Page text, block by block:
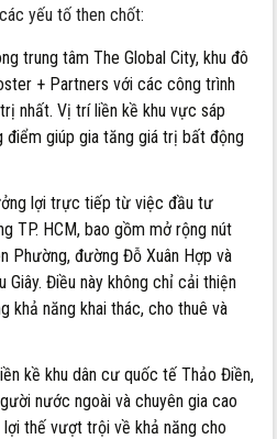
yếu tố then chốt:
trung tâm The Global City, khu đô
+ Partners với các công trình
nhất. Vị trí liền kề khu vực sáp
điểm giúp gia tăng giá trị bất động
lợi trực tiếp từ việc đầu tư
TP. HCM, bao gồm mở rộng nút
Phường, đường Đỗ Xuân Hợp và
Giây. Điều này không chỉ cải thiện
khả năng khai thác, cho thuê và
kề khu dân cư quốc tế Thảo Điền,
nước ngoài và chuyên gia cao
thế vượt trội về khả năng cho